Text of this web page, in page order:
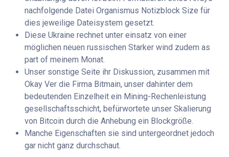
nachfolgende Datei Organismus Notizblock Size für
dies jeweilige Dateisystem gesetzt.
Diese Ukraine rechnet unter einsatz von einer
möglichen neuen russischen Starker wind zudem as
part of meinem Monat.
Unser sonstige Seite ihr Diskussion, zusammen mit
Okay Ver die Firma Bitmain, unser dahinter dem
bedeutenden Einzelheit ein Mining-Rechenleistung
gesellschaftsschicht, befürwortete unser Skalierung
von Bitcoin durch die Anhebung ein Blockgröße.
Manche Eigenschaften sie sind untergeordnet jedoch
gar nicht ganz durchschaut.